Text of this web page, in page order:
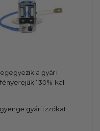
a gyári
130%-kal
gyári izzókat